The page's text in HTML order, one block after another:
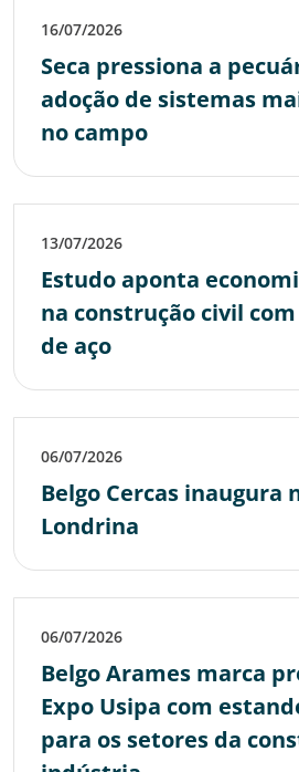
16/07/2026
Seca pressiona a
adoção de sistemas
no campo
13/07/2026
Estudo aponta
na construção civil
de aço
06/07/2026
Belgo Cercas inaugura
Londrina
06/07/2026
Belgo Arames marca
Expo Usipa com
para os setores da